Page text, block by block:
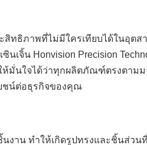
ทธิภาพที่ไม่มีใครเทียบได้ในอุตส
จิ้น Honvision Precision
ห้มั่นใจได้ว่าทุกผลิตภัณฑ์ตรงตาม
ชน์ต่อธุรกิจของคุณ
นงาน ทำให้เกิดรูปทรงและชิ้นส่ว